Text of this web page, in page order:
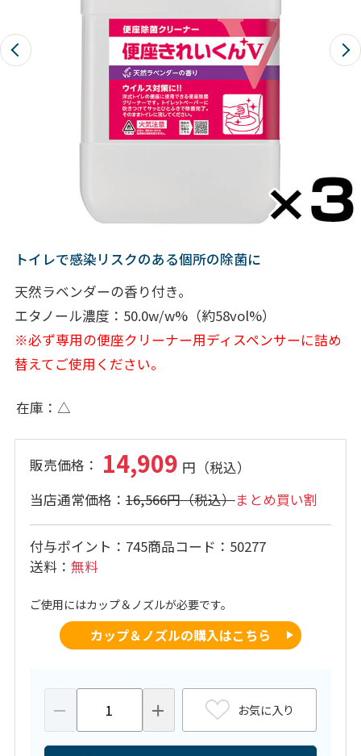
トイレで感染リスクのある個所の除菌に
天然ラベンダーの香り付き。
エタノール濃度：50.0w/w%（約58vol%）
※必ず専用の便座クリーナー用ディスペンサーに詰め
替えてご使用ください。
在庫 △
14,909
16,566円 まとめ買い割
付与ポイント 745商品コード
50277
送料
無料
ご使用にはカップ＆ノズルが必要です。
カップ＆ノズルの購入はこちら
お気に入り